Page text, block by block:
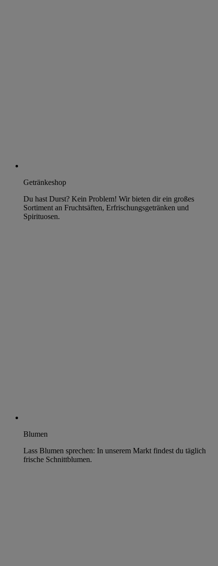
Getränkeshop
Du hast Durst? Kein Problem! Wir bieten dir ein großes
Sortiment an Fruchtsäften, Erfrischungsgetränken und
Spirituosen.
Blumen
Lass Blumen sprechen: In unserem Markt findest du täglich
frische Schnittblumen.